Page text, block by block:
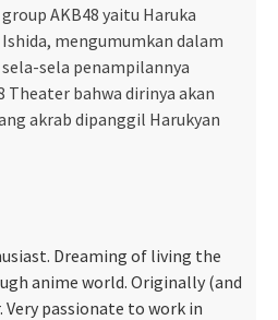
group AKB48 yaitu Haruka
Ishida, mengumumkan dalam
sela-sela penampilannya
Theater bahwa dirinya akan
akrab dipanggil Harukyan
Dreaming of living the
anime world. Originally (and
passionate to work in